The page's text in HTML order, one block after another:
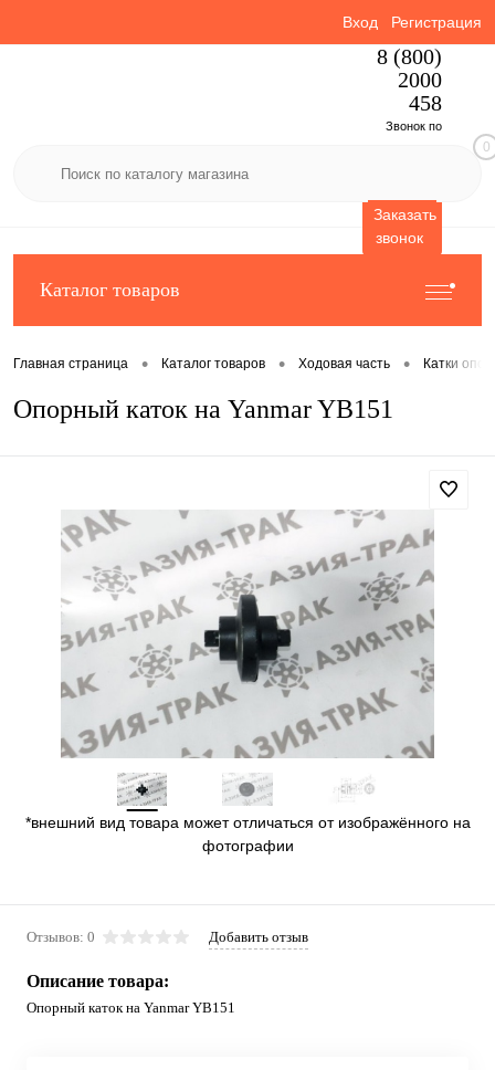
Вход Регистрация
8 (800)
2000
458
Звонок по
Заказать
звонок
0
Каталог товаров
Главная страница • Каталог товаров • Ходовая часть • Катки
Опорный каток на Yanmar YB151
*внешний вид товара может отличаться от изображённого на
фотографии
Отзывов: 0 Добавить отзыв
Описание товара:
Опорный каток на Yanmar YB151